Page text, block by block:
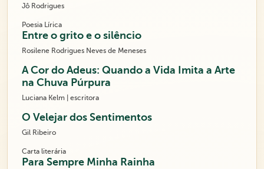
Jô Rodrigues
Poesia Lírica
Entre o grito e o silêncio
Rosilene Rodrigues Neves de Meneses
A Cor do Adeus: Quando a Vida Imita a Arte
na Chuva Púrpura
Luciana Kelm | escritora
O Velejar dos Sentimentos
Gil Ribeiro
Carta literária
Para Sempre Minha Rainha